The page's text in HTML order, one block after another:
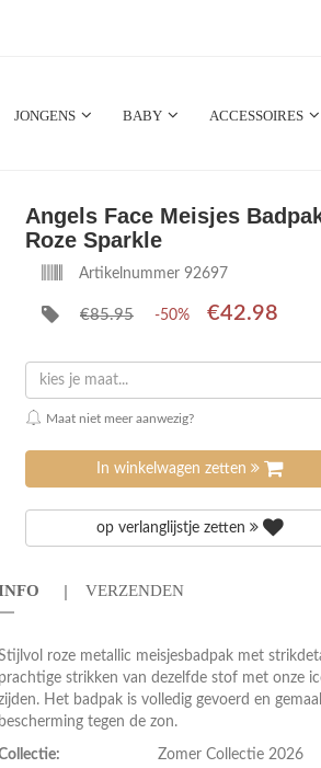
JONGENS BABY ACCESSOIRES
Angels Face Meisjes
Roze Sparkle
Artikelnummer 92697
€85.95 -50% €42.98
kies je maat...
Maat niet meer aanwezig?
In winkelwagen zetten
op verlanglijstje zetten
VERZENDEN
roze metallic meisjesbadpak met
prachtige strikken van dezelfde stof met onze
Het badpak is volledig gevoerd en
bescherming tegen de zon.
Zomer Collectie 2026